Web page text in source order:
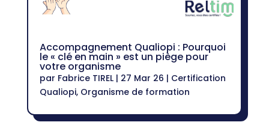
Accompagnement Qualiopi : Pourquoi
le « clé en main » est un piège pour
votre organisme
par Fabrice TIREL| 27 Mar 26 | Certification
Qualiopi, Organisme de formation